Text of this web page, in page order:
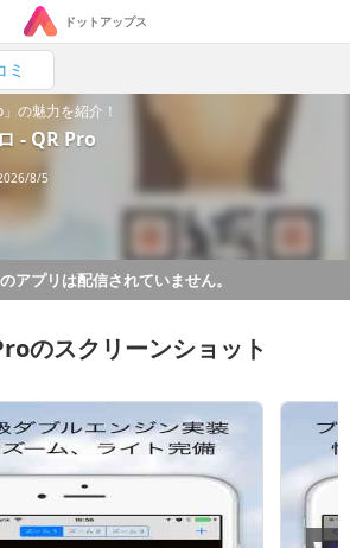
ドットアップス
ミ
の魅力を紹介！
- QR Pro
8/5
アプリは配信されていません。
のスクリーンショット